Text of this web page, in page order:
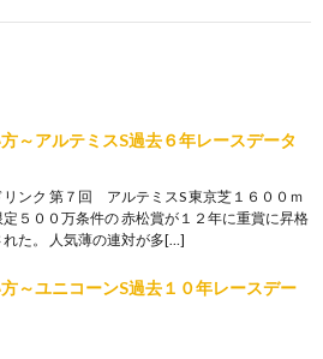
～アルテミスS過去６年レースデータ
リンク 第７回 アルテミスS 東京芝１６００ｍ
５００万条件の 赤松賞が１２年に重賞に昇格
れた。 人気薄の連対が多[…]
～ユニコーンS過去１０年レースデー